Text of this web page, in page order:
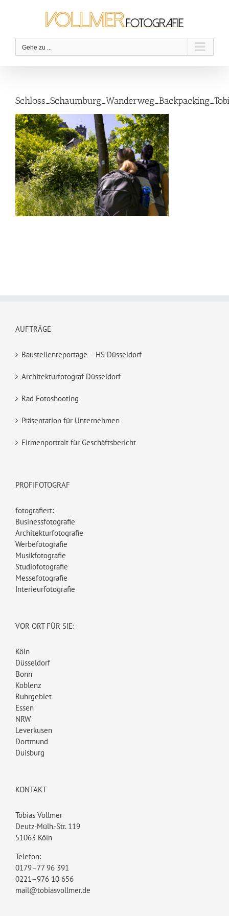
Gehe zu ...
AUFTRÄGE
Baustellenreportage – HS Düsseldorf
Architekturfotograf Düsseldorf
Rad Fotoshooting
Präsentation für Unternehmen
Firmenportrait für Geschäftsbericht
PROFIFOTOGRAF
fotografiert:
Businessfotografie
Architekturfotografie
Werbefotografie
Musikfotografie
Studiofotografie
Messefotografie
Interieurfotografie
VOR ORT FÜR SIE:
Köln
Düsseldorf
Bonn
Koblenz
Ruhrgebiet
Essen
NRW
Leverkusen
Dortmund
Duisburg
KONTAKT
Tobias Vollmer
Deutz-Mülh.-Str. 119
51063 Köln
Telefon:
0179–77 96 391
0221–976 10 656
mail@tobiasvollmer.de